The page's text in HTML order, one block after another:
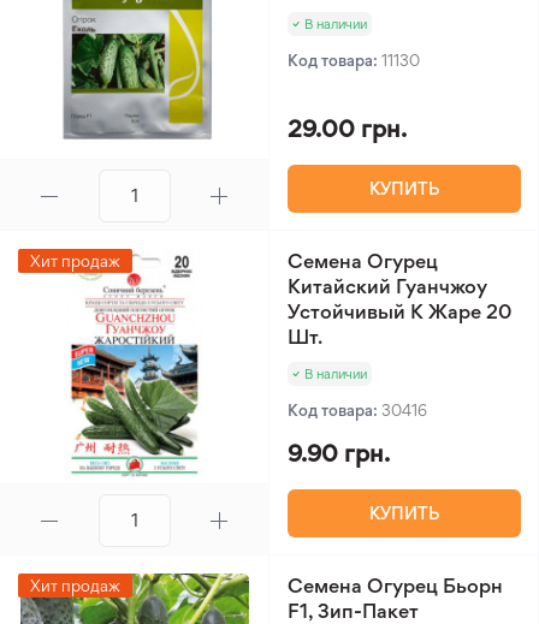
В наличии
Код товара: 11130
29.00 грн.
КУПИТЬ
Хит продаж
Семена Огурец
Китайский Гуанчжоу
Устойчивый К Жаре 20
Шт.
В наличии
Код товара: 30416
9.90 грн.
КУПИТЬ
Хит продаж
Семена Огурец Бьорн
F1, Зип-Пакет